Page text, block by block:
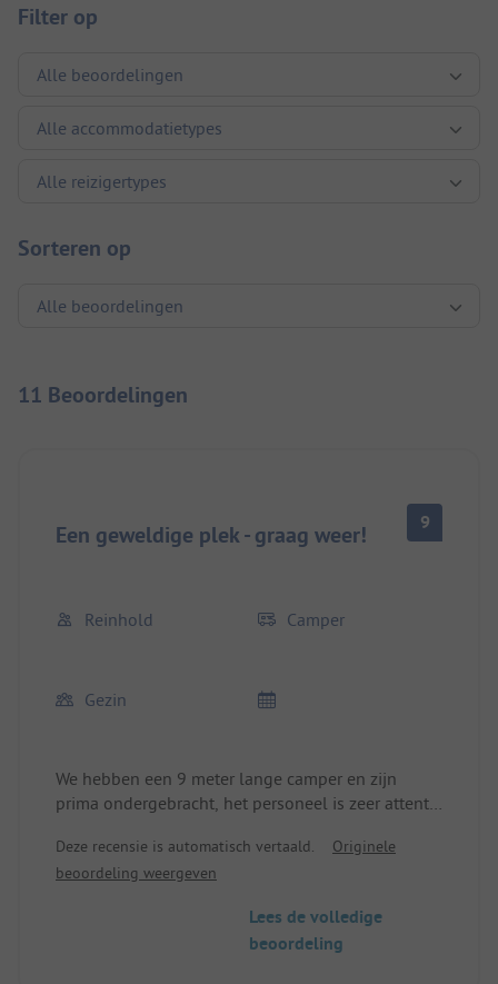
Filter op
Sorteren op
11 Beoordelingen
Een geweldige plek - graag weer! 9
Reinhold Camper
Gezin
We hebben een 9 meter lange camper en zijn
prima ondergebracht, het personeel is zeer attent,
aanbiedingen zijn divers, je voelt je er heel goed!
De prijs past bij het aanbod.
Deze recensie is automatisch vertaald.
Originele
beoordeling weergeven
Lees de volledige
beoordeling